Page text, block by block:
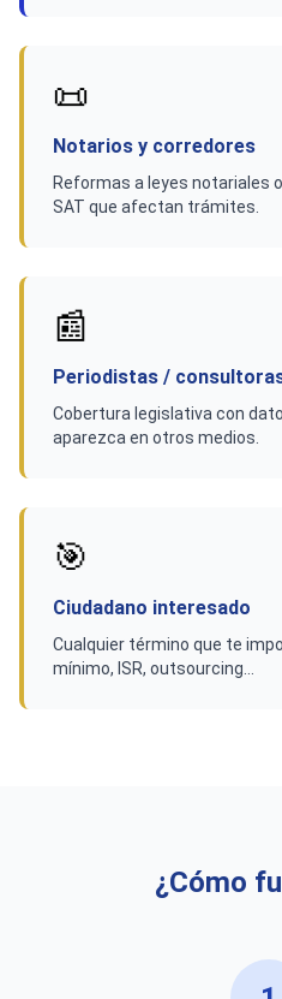
📜
Notarios y corredores
Reformas a leyes notariales
SAT que afectan trámites.
📰
Periodistas /
Cobertura legislativa con
aparezca en otros medios.
🎯
Ciudadano interesado
Cualquier término que te
mínimo, ISR, outsourcing…
¿Cómo